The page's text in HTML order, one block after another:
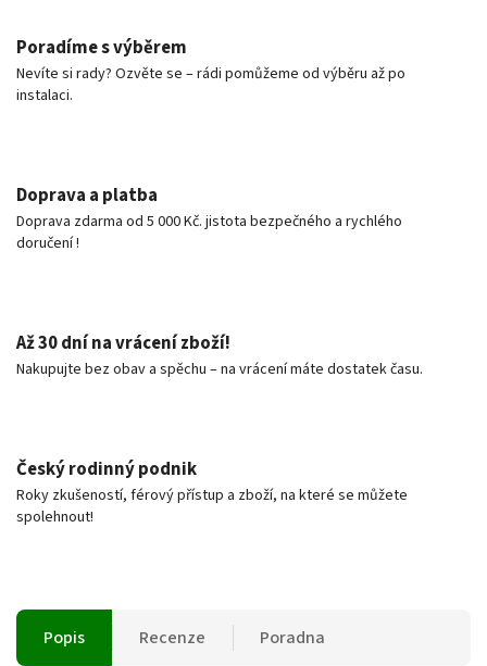
Poradíme s výběrem
Nevíte si rady? Ozvěte se – rádi pomůžeme od výběru až po
instalaci.
Doprava a platba
Doprava zdarma od 5 000 Kč. jistota bezpečného a rychlého
doručení !
Až 30 dní na vrácení zboží!
Nakupujte bez obav a spěchu – na vrácení máte dostatek času.
Český rodinný podnik
Roky zkušeností, férový přístup a zboží, na které se můžete
spolehnout!
Popis Recenze Poradna